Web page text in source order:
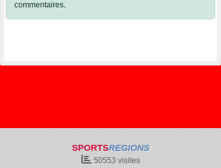
commentaires.
SPORTSREGIONS
50553visites